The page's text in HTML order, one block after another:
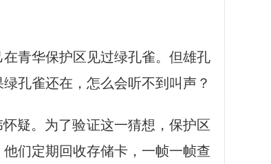
青华保护区见过绿孔雀。但雄孔
孔雀还在，怎么会听不到叫声？
疑。为了验证这一猜想，保护区
们定期回收存储卡，一帧一帧查